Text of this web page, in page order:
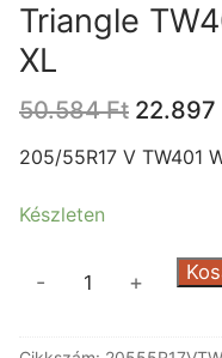
Triangle
XL
50.584Ft Original
was:
22.897
205/55R17 V TW401
Készleten
Triangle
- +